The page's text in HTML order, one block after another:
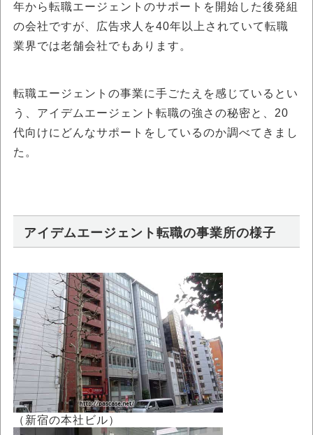
年から転職エージェントのサポートを開始した後発組
の会社ですが、広告求人を40年以上されていて転職
業界では老舗会社でもあります。
転職エージェントの事業に手ごたえを感じているとい
う、アイデムエージェント転職の強さの秘密と、20
代向けにどんなサポートをしているのか調べてきまし
た。
アイデムエージェント転職の事業所の様子
（新宿の本社ビル）